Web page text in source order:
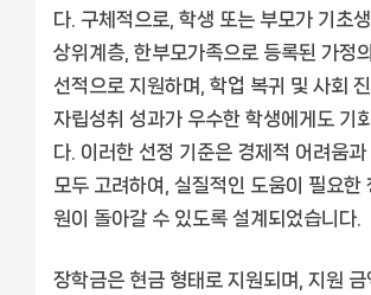
다. 구체적으로, 학생 또는 부모가 기초
상위계층, 한부모가족으로 등록된 가정
선적으로 지원하며, 학업 복귀 및 사회
자립성취 성과가 우수한 학생에게도 기
다. 이러한 선정 기준은 경제적 어려움
모두 고려하여, 실질적인 도움이 필요한
원이 돌아갈 수 있도록 설계되었습니다.
장학금은 현금 형태로 지원되며, 지원